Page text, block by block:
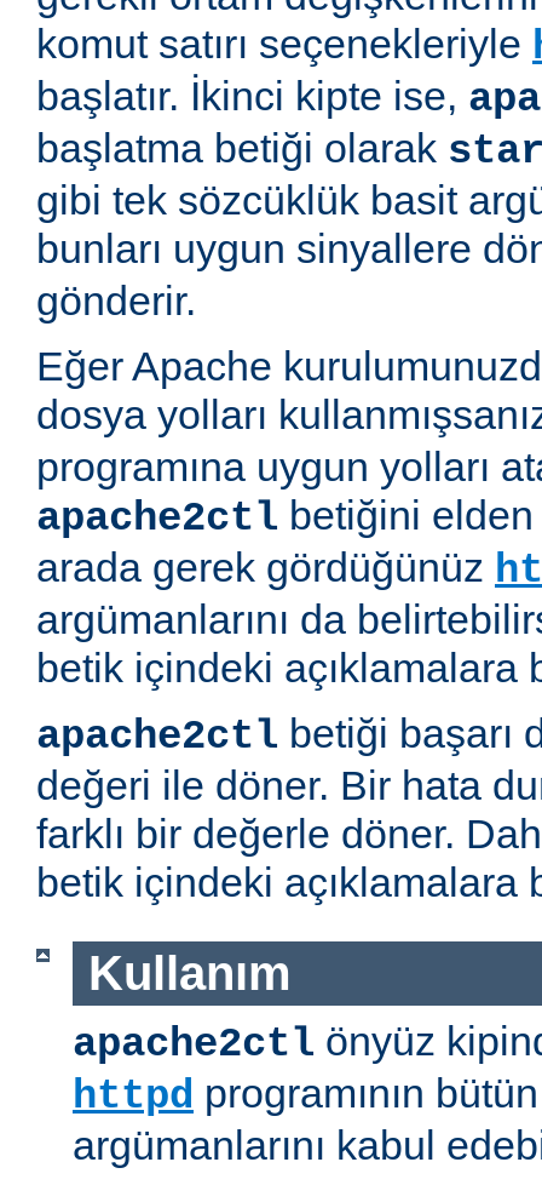
komut satırı seçenekleriyle
başlatır. İkinci kipte ise,
başlatma betiği olarak
gibi tek sözcüklük basit
bunları uygun sinyallere
gönderir.
Eğer Apache
dosya yolları
programına uygun yolları
apache2ctl betiğini
arada gerek gördüğünüz
argümanlarını da
betik içindeki açıklamalara
apache2ctl betiği başarı
değeri ile döner. Bir hata
farklı bir değerle döner.
betik içindeki açıklamalara
Kullanım
apache2ctl önyüz
httpd programının
argümanlarını kabul